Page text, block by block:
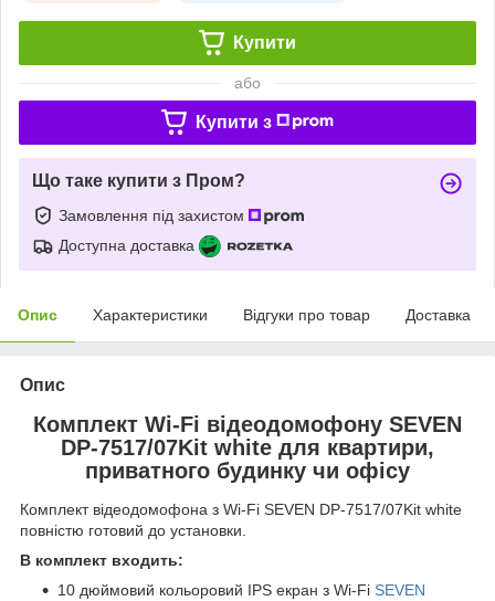
Купити
або
Купити з
Що таке купити з Пром?
Замовлення під захистом
Доступна доставка
Опис Характеристики Відгуки про товар Доставка
Опис
Комплект Wi-Fi відеодомофону SEVEN
DP-7517/07Kit white для квартири,
приватного будинку чи офісу
Комплект відеодомофона з Wi-Fi SEVEN DP-7517/07Kit white
повністю готовий до установки.
В комплект входить:
10 дюймовий кольоровий IPS екран з Wi-Fi SEVEN